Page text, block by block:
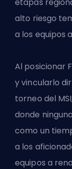
alto riesgo
a los equipos
Al posicionar
y vincularlo
torneo del
donde
como un
a los
equipos a